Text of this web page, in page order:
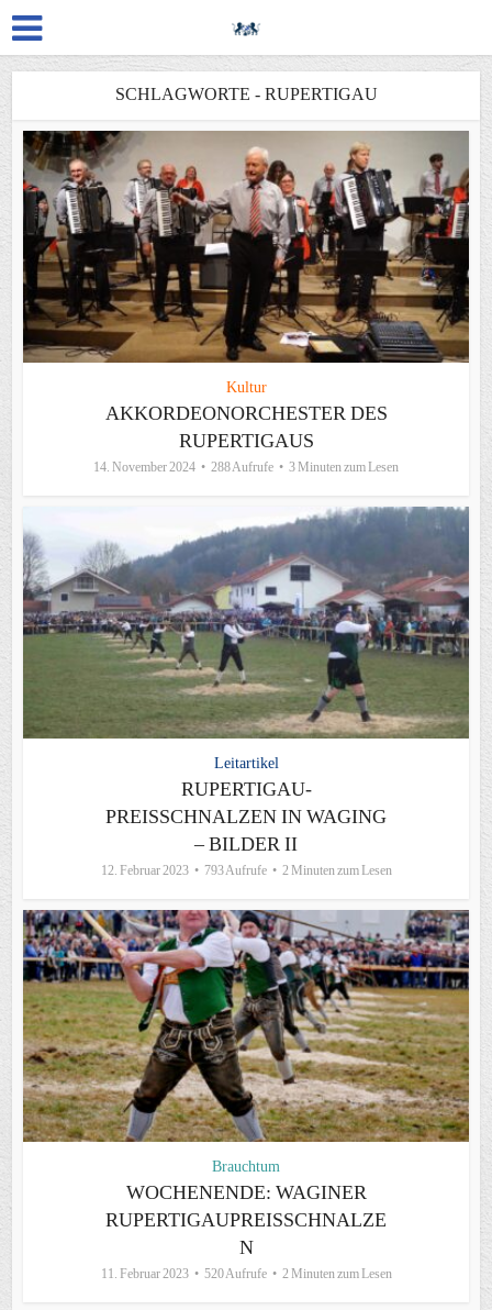
SCHLAGWORTE - RUPERTIGAU
Kultur
AKKORDEONORCHESTER DES
RUPERTIGAUS
14. November 2024 288 Aufrufe 3 Minuten zum Lesen
Leitartikel
RUPERTIGAU-
PREISSCHNALZEN IN WAGING
– BILDER II
12. Februar 2023 793 Aufrufe 2 Minuten zum Lesen
Brauchtum
WOCHENENDE: WAGINER
RUPERTIGAUPREISSCHNALZE
N
11. Februar 2023 520 Aufrufe 2 Minuten zum Lesen